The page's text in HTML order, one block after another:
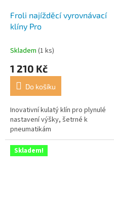
Froli najížděcí vyrovnávací
klíny Pro
Skladem (1 ks)
1 210 Kč
Do košíku
Inovativní kulatý klín pro plynulé
nastavení výšky, šetrné k
pneumatikám
Skladem!